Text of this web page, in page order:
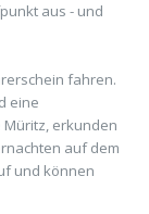
aus - und
fahren.
eine
erkunden
auf dem
und können